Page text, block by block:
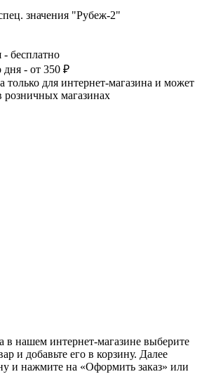
значения "Рубеж-2"
бесплатно
дня - от 350 ₽
только для интернет-магазина и может
розничных магазинах
в нашем интернет-магазине выберите
и добавьте его в корзину. Далее
и нажмите на «Оформить заказ» или